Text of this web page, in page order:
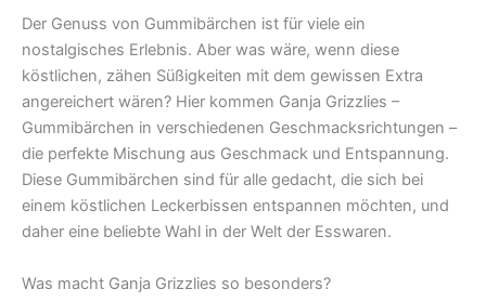
Der Genuss von Gummibärchen ist für viele ein
nostalgisches Erlebnis. Aber was wäre, wenn diese
köstlichen, zähen Süßigkeiten mit dem gewissen Extra
angereichert wären? Hier kommen Ganja Grizzlies –
Gummibärchen in verschiedenen Geschmacksrichtungen –
die perfekte Mischung aus Geschmack und Entspannung.
Diese Gummibärchen sind für alle gedacht, die sich bei
einem köstlichen Leckerbissen entspannen möchten, und
daher eine beliebte Wahl in der Welt der Esswaren.
Was macht Ganja Grizzlies so besonders?